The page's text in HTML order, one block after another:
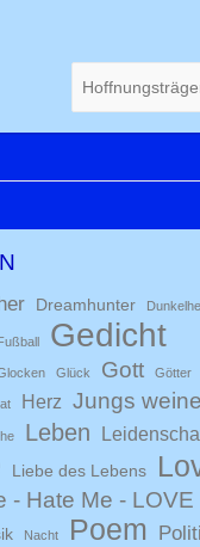
Dreamhunter
Gedicht
Glück Gott Götter
Herz Jungs
Leben
Liebe des Lebens
- Hate Me - LOVE
Nacht Poem